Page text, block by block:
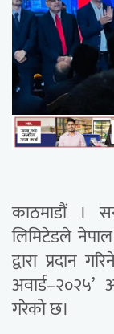
काठमाडौं ।
लिमिटेडले
द्वारा प्रदान
अवार्ड–२०२५’
गरेको छ।